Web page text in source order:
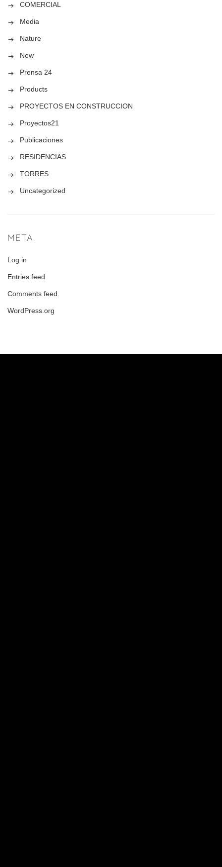
COMERCIAL
Media
Nature
New
Prensa 24
Products
PROYECTOS EN CONSTRUCCION
Proyectos21
Publicaciones
RESIDENCIAS
TORRES
Uncategorized
META
Log in
Entries feed
Comments feed
WordPress.org